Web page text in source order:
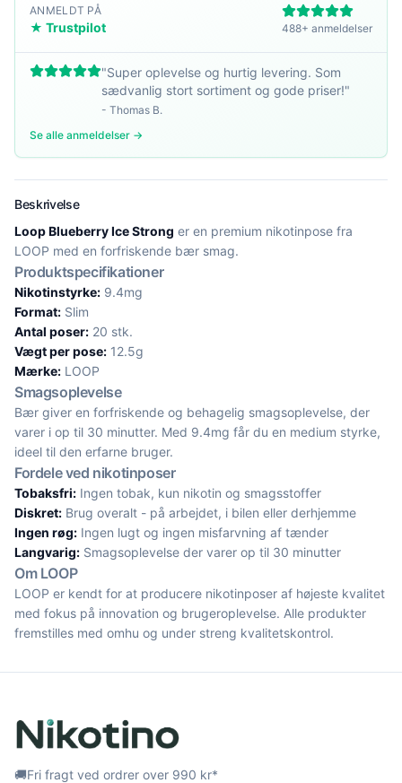
ANMELDT PÅ
★ Trustpilot 488+ anmeldelser
"Super oplevelse og hurtig levering. Som
sædvanlig stort sortiment og gode priser!"
- Thomas B.
Se alle anmeldelser →
Beskrivelse
Loop Blueberry Ice Strong er en premium nikotinpose fra
LOOP med en forfriskende bær smag.
Produktspecifikationer
Nikotinstyrke: 9.4mg
Format: Slim
Antal poser: 20 stk.
Vægt per pose: 12.5g
Mærke: LOOP
Smagsoplevelse
Bær giver en forfriskende og behagelig smagsoplevelse, der
varer i op til 30 minutter. Med 9.4mg får du en medium styrke,
ideel til den erfarne bruger.
Fordele ved nikotinposer
Tobaksfri: Ingen tobak, kun nikotin og smagsstoffer
Diskret: Brug overalt - på arbejdet, i bilen eller derhjemme
Ingen røg: Ingen lugt og ingen misfarvning af tænder
Langvarig: Smagsoplevelse der varer op til 30 minutter
Om LOOP
LOOP er kendt for at producere nikotinposer af højeste kvalitet
med fokus på innovation og brugeroplevelse. Alle produkter
fremstilles med omhu og under streng kvalitetskontrol.
🚚Fri fragt ved ordrer over 990 kr*